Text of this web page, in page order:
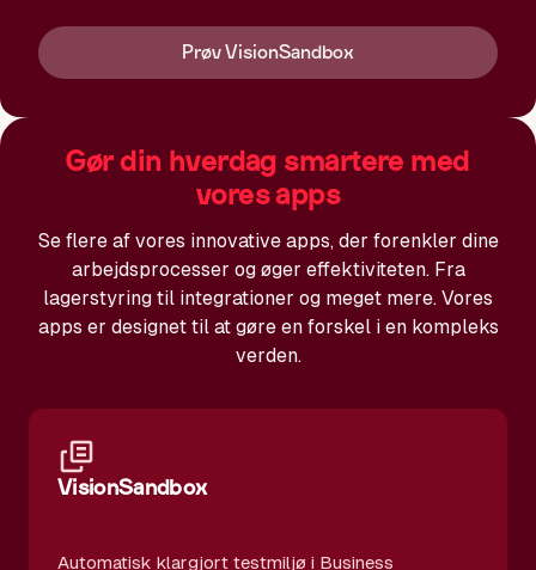
Prøv VisionSandbox
Gør din hverdag smartere med
vores apps
Se flere af vores innovative apps, der forenkler dine
arbejdsprocesser og øger effektiviteten. Fra
lagerstyring til integrationer og meget mere. Vores
apps er designet til at gøre en forskel i en kompleks
verden.
VisionSandbox
Automatisk klargjort testmiljø i Business